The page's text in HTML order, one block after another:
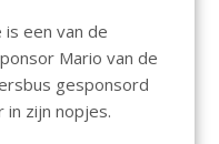
een van de
Mario van de
gesponsord
zijn nopjes.